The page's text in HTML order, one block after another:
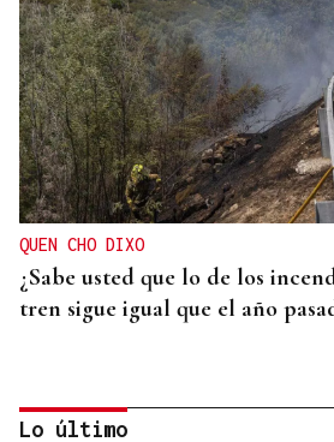
QUEN CHO DIXO
¿Sabe usted que lo de los
tren sigue igual que el año
Lo último